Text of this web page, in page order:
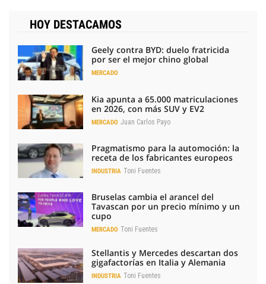
HOY DESTACAMOS
Geely contra BYD: duelo fratricida
por ser el mejor chino global
MERCADO
Kia apunta a 65.000 matriculaciones
en 2026, con más SUV y EV2
MERCADO Juan Carlos Payo
Pragmatismo para la automoción: la
receta de los fabricantes europeos
INDUSTRIA Toni Fuentes
Bruselas cambia el arancel del
Tavascan por un precio mínimo y un
cupo
MERCADO Toni Fuentes
Stellantis y Mercedes descartan dos
gigafactorías en Italia y Alemania
INDUSTRIA Toni Fuentes